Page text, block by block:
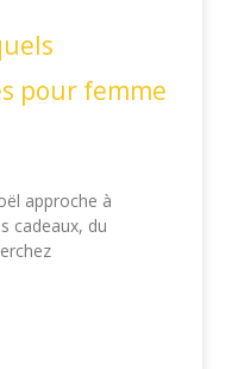
pour femme
approche à
cadeaux, du